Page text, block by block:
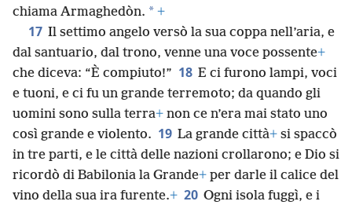
chiama Armaghedòn. * +
17 Il settimo angelo versò la sua coppa nell’aria, e
dal santuario, dal trono, venne una voce possente+
che diceva: “È compiuto!” 18 E ci furono lampi, voci
e tuoni, e ci fu un grande terremoto; da quando gli
uomini sono sulla terra+ non ce n’era mai stato uno
così grande e violento. 19 La grande città+ si spaccò
in tre parti, e le città delle nazioni crollarono; e Dio si
ricordò di Babilonia la Grande+ per darle il calice del
vino della sua ira furente.+ 20 Ogni isola fuggì, e i